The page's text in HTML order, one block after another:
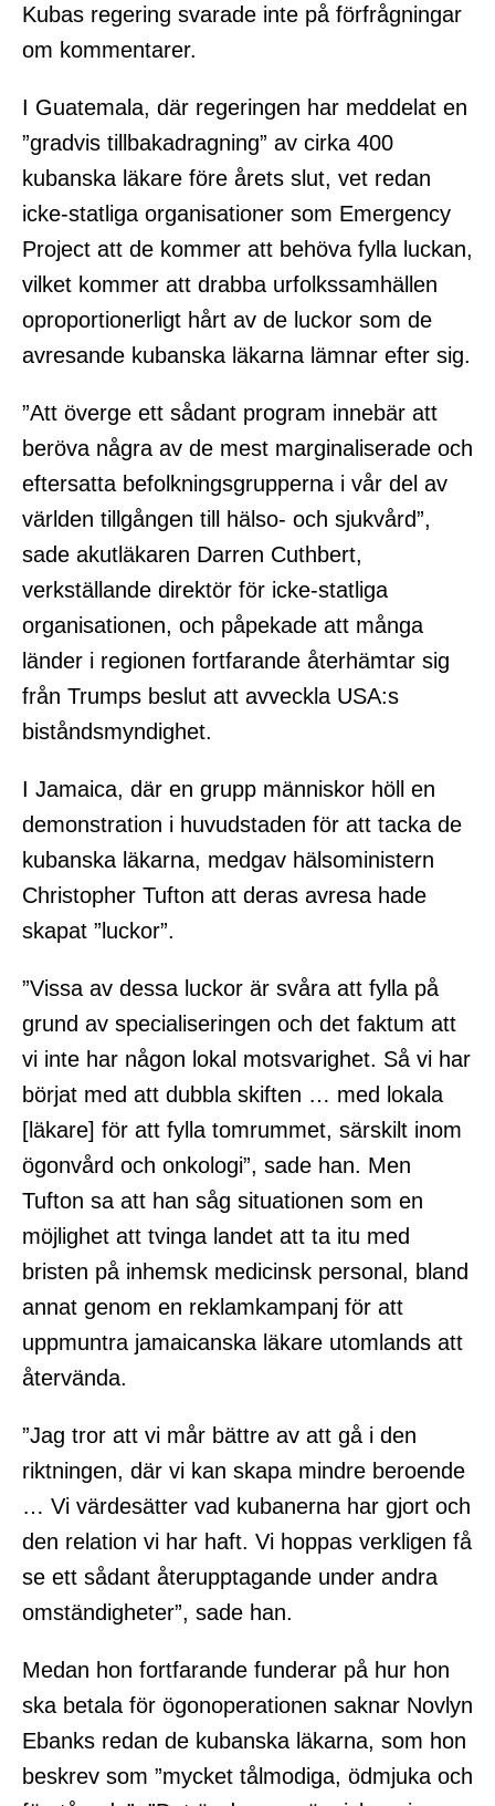
Kubas regering svarade inte på förfrågningar
om kommentarer.
I Guatemala, där regeringen har meddelat en
”gradvis tillbakadragning” av cirka 400
kubanska läkare före årets slut, vet redan
icke-statliga organisationer som Emergency
Project att de kommer att behöva fylla luckan,
vilket kommer att drabba urfolkssamhällen
oproportionerligt hårt av de luckor som de
avresande kubanska läkarna lämnar efter sig.
”Att överge ett sådant program innebär att
beröva några av de mest marginaliserade och
eftersatta befolkningsgrupperna i vår del av
världen tillgången till hälso- och sjukvård”,
sade akutläkaren Darren Cuthbert,
verkställande direktör för icke-statliga
organisationen, och påpekade att många
länder i regionen fortfarande återhämtar sig
från Trumps beslut att avveckla USA:s
biståndsmyndighet.
I Jamaica, där en grupp människor höll en
demonstration i huvudstaden för att tacka de
kubanska läkarna, medgav hälsoministern
Christopher Tufton att deras avresa hade
skapat ”luckor”.
”Vissa av dessa luckor är svåra att fylla på
grund av specialiseringen och det faktum att
vi inte har någon lokal motsvarighet. Så vi har
börjat med att dubbla skiften … med lokala
[läkare] för att fylla tomrummet, särskilt inom
ögonvård och onkologi”, sade han. Men
Tufton sa att han såg situationen som en
möjlighet att tvinga landet att ta itu med
bristen på inhemsk medicinsk personal, bland
annat genom en reklamkampanj för att
uppmuntra jamaicanska läkare utomlands att
återvända.
”Jag tror att vi mår bättre av att gå i den
riktningen, där vi kan skapa mindre beroende
… Vi värdesätter vad kubanerna har gjort och
den relation vi har haft. Vi hoppas verkligen få
se ett sådant återupptagande under andra
omständigheter”, sade han.
Medan hon fortfarande funderar på hur hon
ska betala för ögonoperationen saknar Novlyn
Ebanks redan de kubanska läkarna, som hon
beskrev som ”mycket tålmodiga, ödmjuka och